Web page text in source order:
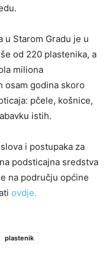
Starom Gradu je u
od 220 plastenika, a
miliona
osam godina skoro
pčele, košnice,
istih.
i postupaka za
podsticajna sredstva
na području općine
ovdje.
plastenik